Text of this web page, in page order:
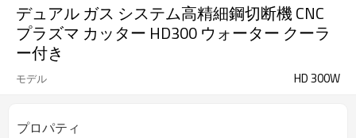
デュアル ガス システム高精細鋼切断機 CNC
プラズマ カッター HD300 ウォーター クーラ
ー付き
モデル HD 300W
プロパティ